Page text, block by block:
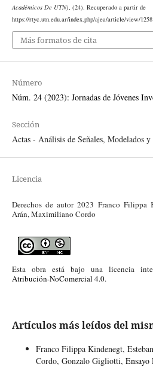
Académicos De UTN), (24). Recuperado a partir de
https://rtyc.utn.edu.ar/index.php/ajea/article/view/1258
Más formatos de cita
Número
Núm. 24 (2023): Jornadas de Jóvenes
Sección
Actas - Análisis de Señales, Modelados
Licencia
Derechos de autor 2023 Franco Filippa
Arán, Maximiliano Cordo
Esta obra está bajo una licencia
Atribución-NoComercial 4.0.
Artículos más leídos del
Franco Filippa Kindenegt,
Cordo, Gonzalo Gigliotti,